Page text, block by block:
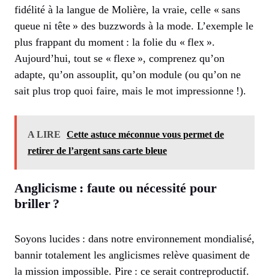
fidélité à la langue de Molière, la vraie, celle « sans
queue ni tête » des buzzwords à la mode. L’exemple le
plus frappant du moment : la folie du « flex ».
Aujourd’hui, tout se « flexe », comprenez qu’on
adapte, qu’on assouplit, qu’on module (ou qu’on ne
sait plus trop quoi faire, mais le mot impressionne !).
A LIRE
Cette astuce méconnue vous permet de
retirer de l’argent sans carte bleue
Anglicisme : faute ou nécessité pour
briller ?
Soyons lucides : dans notre environnement mondialisé,
bannir totalement les anglicismes relève quasiment de
la mission impossible. Pire : ce serait contreproductif.